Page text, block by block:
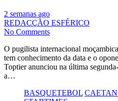
2 semanas ago
REDACÇÃO ESFÉRICO
No Comments
O pugilista internacional
tem conhecimento da data e o
Toptier anunciou na última
a…
BASQUETEBOL